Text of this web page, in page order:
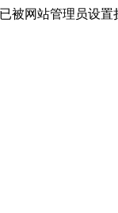
被网站管理员设置